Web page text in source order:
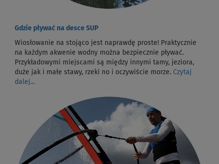
Gdzie pływać na desce SUP
Wiosłowanie na stojąco jest naprawdę proste! Praktycznie
na każdym akwenie wodny można bezpiecznie pływać.
Przykładowymi miejscami są między innymi tamy, jeziora,
duże jak i małe stawy, rzeki no i oczywiście morze. Czytaj
dalej...